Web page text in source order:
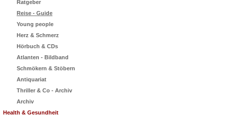
Ratgeber
Reise - Guide
Young people
Herz & Schmerz
Hörbuch & CDs
Atlanten - Bildband
Schmökern & Stöbern
Antiquariat
Thriller & Co - Archiv
Archiv
Health & Gesundheit